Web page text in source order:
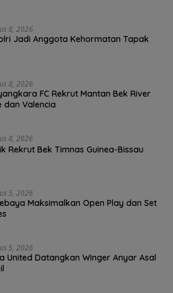
8, 2026
Jadi Anggota Kehormatan Tapak
8, 2026
FC Rekrut Mantan Bek River
dan Valencia
8, 2026
Rekrut Bek Timnas Guinea-Bissau
5, 2026
Maksimalkan Open Play dan Set
5, 2026
United Datangkan Winger Anyar Asal